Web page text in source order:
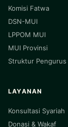
Komisi Fatwa
DSN-MUI
LPPOM MUI
MUI Provinsi
Struktur Pengurus
LAYANAN
Konsultasi Syariah
Donasi & Wakaf